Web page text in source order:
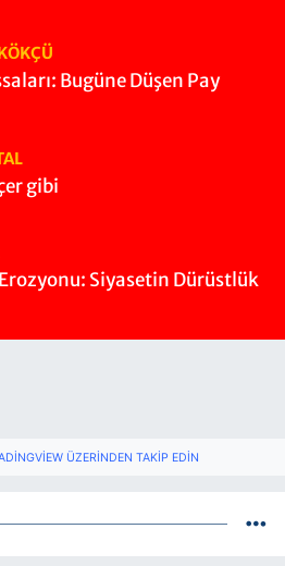
Bugüne Düşen Pay
gibi
Siyasetin Dürüstlük
ÜZERINDEN TAKIP EDIN